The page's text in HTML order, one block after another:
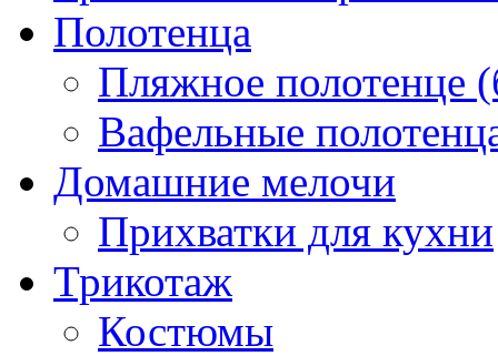
Полотенца
Пляжное полотенце
Вафельные
Домашние мелочи
Прихватки для кухни
Трикотаж
Костюмы